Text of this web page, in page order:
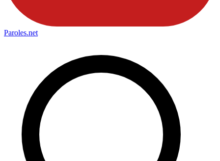
Paroles.net